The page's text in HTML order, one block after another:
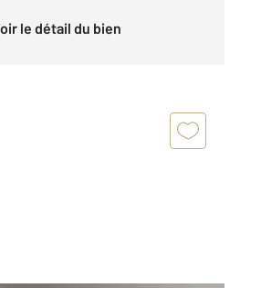
Voir le détail du bien